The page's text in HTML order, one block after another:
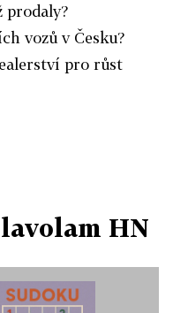
prodaly?
vozů v Česku?
pro růst
HN